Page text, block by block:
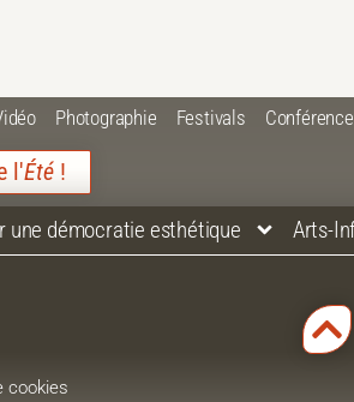
Photographie Festivals
l'Été !
une démocratie esthétique Arts-
cookies